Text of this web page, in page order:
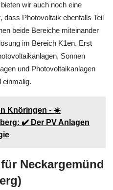
wir auch noch eine
dass Photovoltaik ebenfalls Teil
beide Bereiche miteinander
im Bereich K1en. Erst
Sonnen
und Photovoltaikanlagen
einmalig.
Knöringen - ☀️
✔️ Der PV Anlagen
Neckargemünd